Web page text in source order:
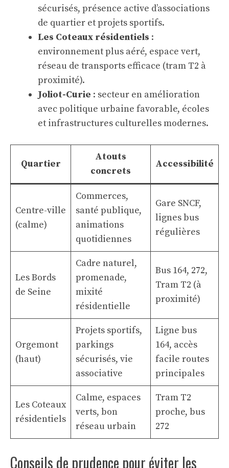
sécurisés, présence active d’associations
de quartier et projets sportifs.
Les Coteaux résidentiels :
environnement plus aéré, espace vert,
réseau de transports efficace (tram T2 à
proximité).
Joliot-Curie : secteur en amélioration
avec politique urbaine favorable, écoles
et infrastructures culturelles modernes.
Quartier
Atouts
concrets
Accessibilité
Centre-ville
(calme)
Commerces,
santé publique,
animations
quotidiennes
Gare SNCF,
lignes bus
régulières
Les Bords
de Seine
Cadre naturel,
promenade,
mixité
résidentielle
Bus 164, 272,
Tram T2 (à
proximité)
Orgemont
(haut)
Projets sportifs,
parkings
sécurisés, vie
associative
Ligne bus
164, accès
facile routes
principales
Les Coteaux
résidentiels
Calme, espaces
verts, bon
réseau urbain
Tram T2
proche, bus
272
Conseils de prudence pour éviter les